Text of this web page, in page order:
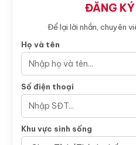
ĐĂNG
Để lại lời nhắn, chuyên
Họ và tên
Số điện thoại
Khu vực sinh sống